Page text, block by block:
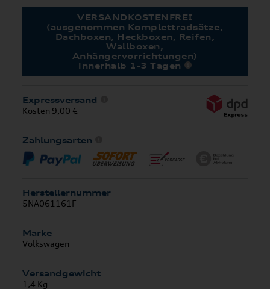
VERSANDKOSTENFREI
(ausgenommen Komplettradsätze,
Dachboxen, Heckboxen, Reifen,
Wallboxen,
Anhängervorrichtungen)
innerhalb 1-3 Tagen
Expressversand
Kosten 9,00 €
Zahlungsarten
Herstellernummer
5NA061161F
Marke
Volkswagen
Versandgewicht
1,4 Kg